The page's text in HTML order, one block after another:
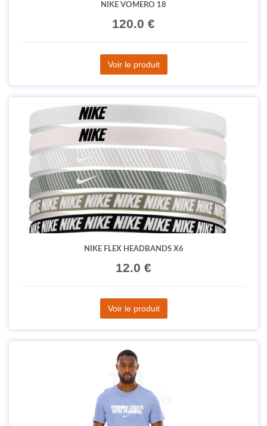
NIKE VOMERO 18
120.0 €
Voir le produit
NIKE FLEX HEADBANDS X6
12.0 €
Voir le produit